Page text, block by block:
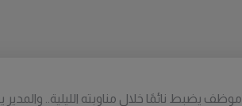
موظف يضبط نائمًا خلال مناوبته الليلية.. والمدير